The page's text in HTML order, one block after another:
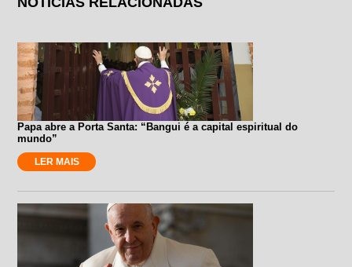
Papa abre a Porta Santa: “Bangui é a capital espiritual do
mundo”
LER MAIS